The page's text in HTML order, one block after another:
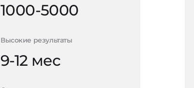
1000-5000
Высокие результаты
9-12 мес